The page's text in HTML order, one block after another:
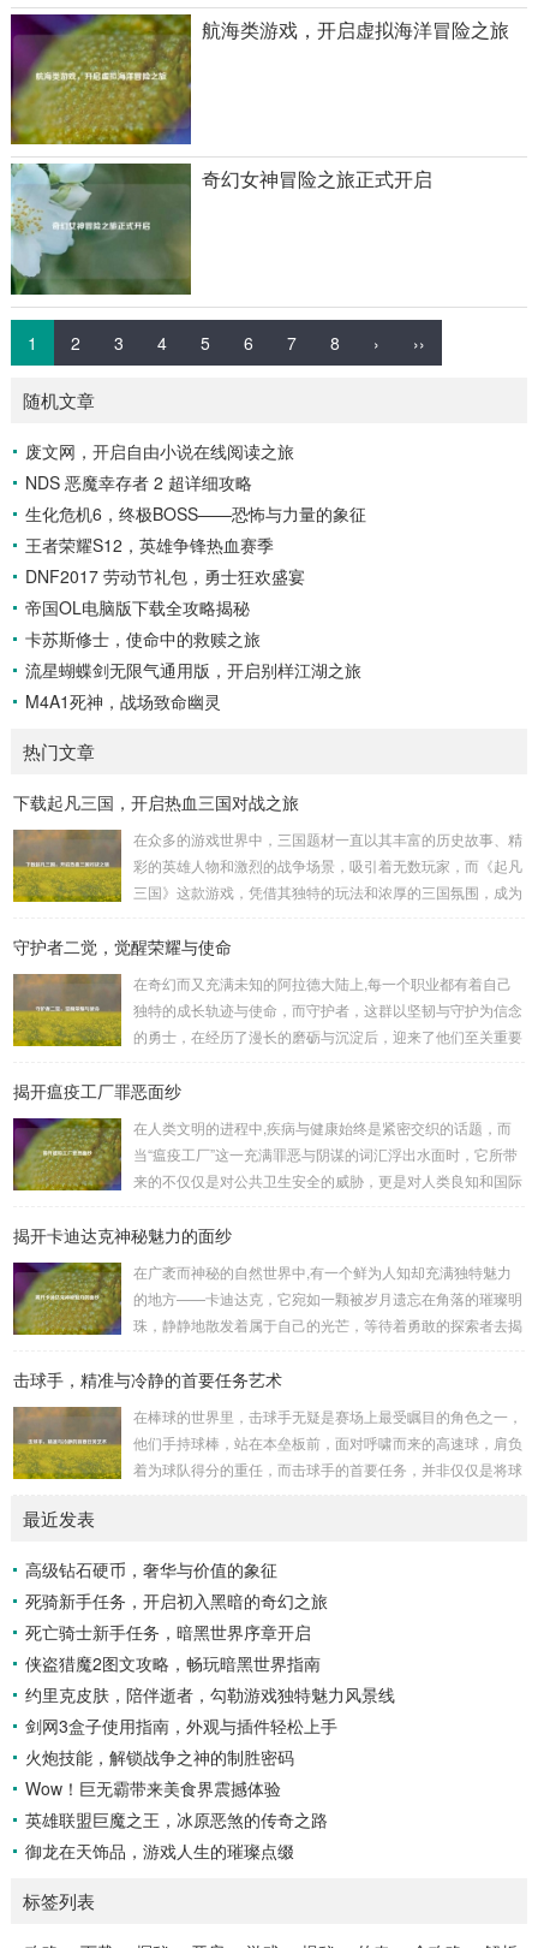
航海类游戏，开启虚拟海洋冒险之旅
奇幻女神冒险之旅正式开启
1 2 3 4 5 6 7 8 › ››
随机文章
废文网，开启自由小说在线阅读之旅
NDS 恶魔幸存者 2 超详细攻略
生化危机6，终极BOSS——恐怖与力量的象征
王者荣耀S12，英雄争锋热血赛季
DNF2017 劳动节礼包，勇士狂欢盛宴
帝国OL电脑版下载全攻略揭秘
卡苏斯修士，使命中的救赎之旅
流星蝴蝶剑无限气通用版，开启别样江湖之旅
M4A1死神，战场致命幽灵
热门文章
下载起凡三国，开启热血三国对战之旅
在众多的游戏世界中，三国题材一直以其丰富的历史故事、精
彩的英雄人物和激烈的战争场景，吸引着无数玩家，而《起凡
三国》这款游戏，凭借其独特的玩法和浓厚的三国氛围，成为
何进行起凡三国下载,开启一段热血的三国对战之旅。 《起凡
以化身为三国时期的知名将领，如勇猛无双的吕布、足智多谋
的诸葛亮、忠义双全的关羽等，率领自己的军队在战场上冲锋
陷阵、排兵布阵，游戏中的每一场战斗都充满了变...
守护者二觉，觉醒荣耀与使命
在奇幻而又充满未知的阿拉德大陆上,每一个职业都有着自己
独特的成长轨迹与使命，而守护者，这群以坚韧与守护为信念
的勇士，在经历了漫长的磨砺与沉淀后，迎来了他们至关重要
大陆的那一刻起，便肩负着守护的重任，他们身躯魁梧，手持
来自各方的邪恶势力，最初，他们凭借着基础的技能和坚定的
意志，在一次次战斗中积累着经验，不断成长，无论是在阴森
恐怖的地下墓穴，还是在战火纷飞的前线战场，守...
揭开瘟疫工厂罪恶面纱
在人类文明的进程中,疾病与健康始终是紧密交织的话题，而
当“瘟疫工厂”这一充满罪恶与阴谋的词汇浮出水面时，它所带
来的不仅仅是对公共卫生安全的威胁，更是对人类良知和国际
是一些别有用心的势力为了实现其不可告人的目的，秘密设立
科学研究的外衣，实则干着违背人道、危害全球的勾当。 从
历史上看,生物武器的使用曾经给人类带来过惨痛的教训，在
战争时期，某些国家就曾利用细菌、病毒...
揭开卡迪达克神秘魅力的面纱
在广袤而神秘的自然世界中,有一个鲜为人知却充满独特魅力
的地方——卡迪达克，它宛如一颗被岁月遗忘在角落的璀璨明
珠，静静地散发着属于自己的光芒，等待着勇敢的探索者去揭
复杂多样的地形地貌，高耸入云的山脉连绵起伏，像是大自然
照耀下闪耀着刺眼的银光，仿佛是大自然赐予这片土地的皇
冠，而山脚下，则是一片郁郁葱葱的森林，森林里树木种类繁
多，高大的乔木遮天蔽日，阳光只能透过枝叶的缝隙...
击球手，精准与冷静的首要任务艺术
在棒球的世界里，击球手无疑是赛场上最受瞩目的角色之一，
他们手持球棒，站在本垒板前，面对呼啸而来的高速球，肩负
着为球队得分的重任，而击球手的首要任务，并非仅仅是将球
滑球，击球手需要在极短的时间内，准确判断球的速度、方向
和落点，然后调整自己的击球动作，这不仅要求击球手具备出
色的视力和反应能力,更需要大量的训练来培养对球...
最近发表
高级钻石硬币，奢华与价值的象征
死骑新手任务，开启初入黑暗的奇幻之旅
死亡骑士新手任务，暗黑世界序章开启
侠盗猎魔2图文攻略，畅玩暗黑世界指南
约里克皮肤，陪伴逝者，勾勒游戏独特魅力风景线
剑网3盒子使用指南，外观与插件轻松上手
火炮技能，解锁战争之神的制胜密码
Wow！巨无霸带来美食界震撼体验
英雄联盟巨魔之王，冰原恶煞的传奇之路
御龙在天饰品，游戏人生的璀璨点缀
标签列表